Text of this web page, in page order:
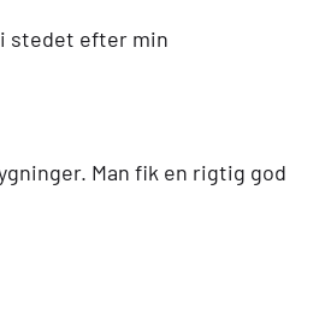
stedet efter min
Man fik en rigtig god